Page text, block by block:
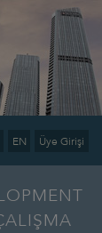
EN Üye Girişi